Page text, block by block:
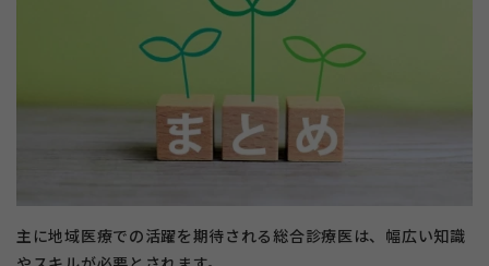
主に地域医療での活躍を期待される総合診療医は、幅広い知識